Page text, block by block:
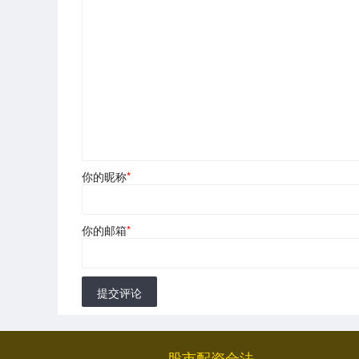
你的昵称*
你的邮箱*
提交评论